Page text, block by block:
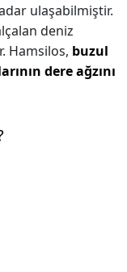
ulaşabilmiştir.
deniz
Hamsilos, buzul
dere ağzını